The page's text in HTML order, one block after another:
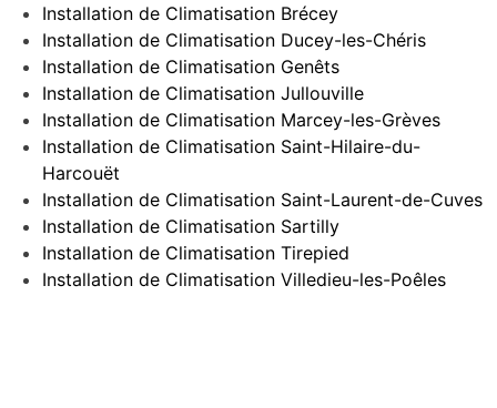
Installation de Climatisation Brécey
Installation de Climatisation Ducey-les-Chéris
Installation de Climatisation Genêts
Installation de Climatisation Jullouville
Installation de Climatisation Marcey-les-Grèves
Installation de Climatisation Saint-Hilaire-du-
Harcouët
Installation de Climatisation Saint-Laurent-de-Cuves
Installation de Climatisation Sartilly
Installation de Climatisation Tirepied
Installation de Climatisation Villedieu-les-Poêles